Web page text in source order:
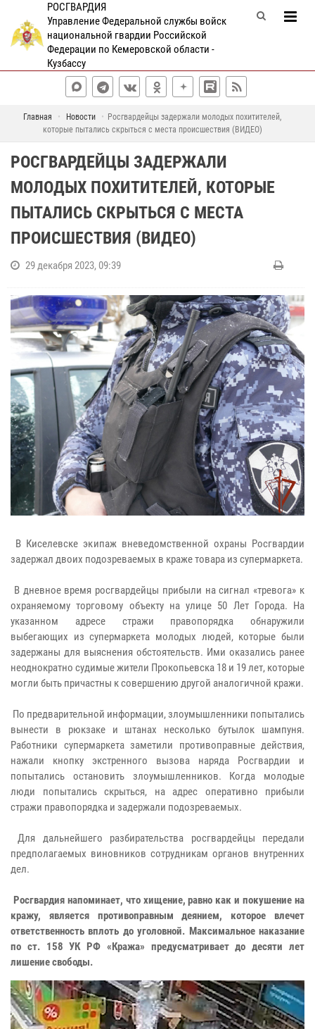
РОСГВАРДИЯ
Управление Федеральной службы войск
национальной гвардии Российской
Федерации по Кемеровской области -
Кузбассу
Главная Новости
Росгвардейцы задержали молодых похитителей,
которые пытались скрыться с места происшествия (ВИДЕО)
РОСГВАРДЕЙЦЫ ЗАДЕРЖАЛИ
МОЛОДЫХ ПОХИТИТЕЛЕЙ, КОТОРЫЕ
ПЫТАЛИСЬ СКРЫТЬСЯ С МЕСТА
ПРОИСШЕСТВИЯ (ВИДЕО)
29 декабря 2023, 09:39
В Киселевске экипаж вневедомственной охраны Росгвардии
задержал двоих подозреваемых в краже товара из супермаркета.
В дневное время росгвардейцы прибыли на сигнал «тревога» к
охраняемому торговому объекту на улице 50 Лет Города. На
указанном адресе стражи правопорядка обнаружили
выбегающих из супермаркета молодых людей, которые были
задержаны для выяснения обстоятельств. Ими оказались ранее
неоднократно судимые жители Прокопьевска 18 и 19 лет, которые
могли быть причастны к совершению другой аналогичной кражи.
По предварительной информации, злоумышленники попытались
вынести в рюкзаке и штанах несколько бутылок шампуня.
Работники супермаркета заметили противоправные действия,
нажали кнопку экстренного вызова наряда Росгвардии и
попытались остановить злоумышленников. Когда молодые
люди попытались скрыться, на адрес оперативно прибыли
стражи правопорядка и задержали подозреваемых.
Для дальнейшего разбирательства росгвардейцы передали
предполагаемых виновников сотрудникам органов внутренних
дел.
Росгвардия напоминает, что хищение, равно как и покушение на
кражу, является противоправным деянием, которое влечет
ответственность вплоть до уголовной. Максимальное наказание
по ст. 158 УК РФ «Кража» предусматривает до десяти лет
лишение свободы.